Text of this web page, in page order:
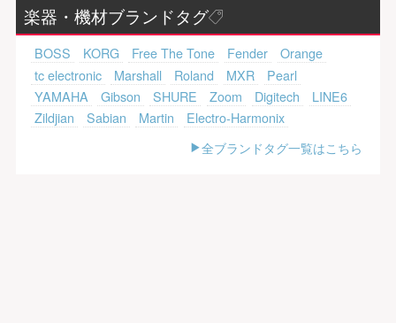
楽器・機材ブランドタグ
BOSS KORG Free The Tone Fender
Orange
tc electronic
Marshall Roland MXR
Pearl
YAMAHA
Gibson SHURE Zoom Digitech
LINE6
Zildjian
Sabian Martin
Electro-Harmonix
全ブランドタグ一覧はこちら